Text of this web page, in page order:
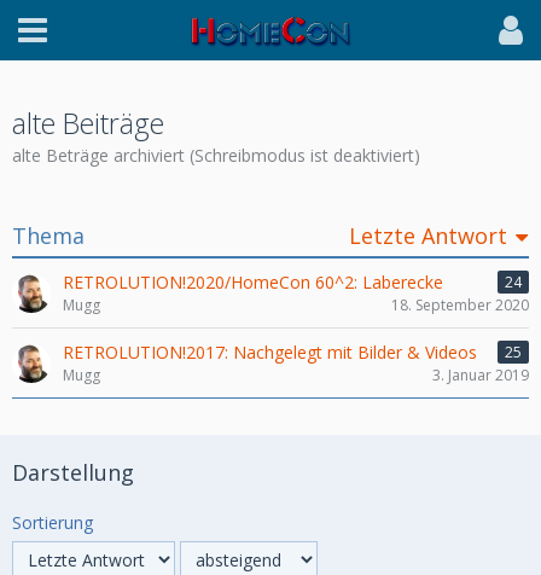
alte Beiträge
alte Beträge archiviert (Schreibmodus ist deaktiviert)
Thema Letzte Antwort
RETROLUTION!2020/HomeCon 60^2: Laberecke
24
Mugg
18. September 2020
RETROLUTION!2017: Nachgelegt mit Bilder & Videos
25
Mugg
3. Januar 2019
Darstellung
Sortierung